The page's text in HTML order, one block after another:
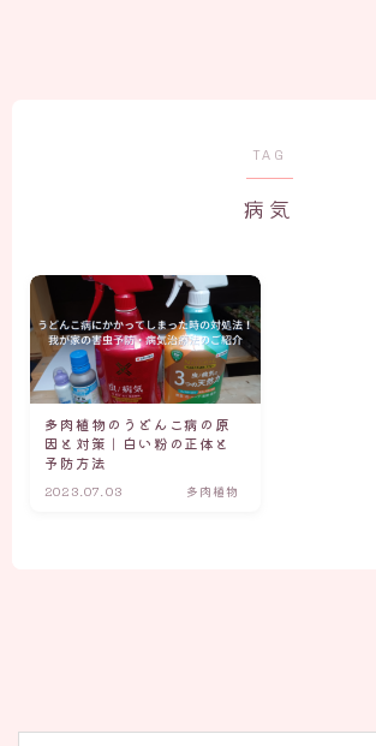
TAG
病気
多肉植物のうどんこ病の原
因と対策｜白い粉の正体と
予防方法
2023.07.03 多肉植物